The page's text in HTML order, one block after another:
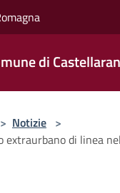
di
> Notizie >
extraurbano di linea